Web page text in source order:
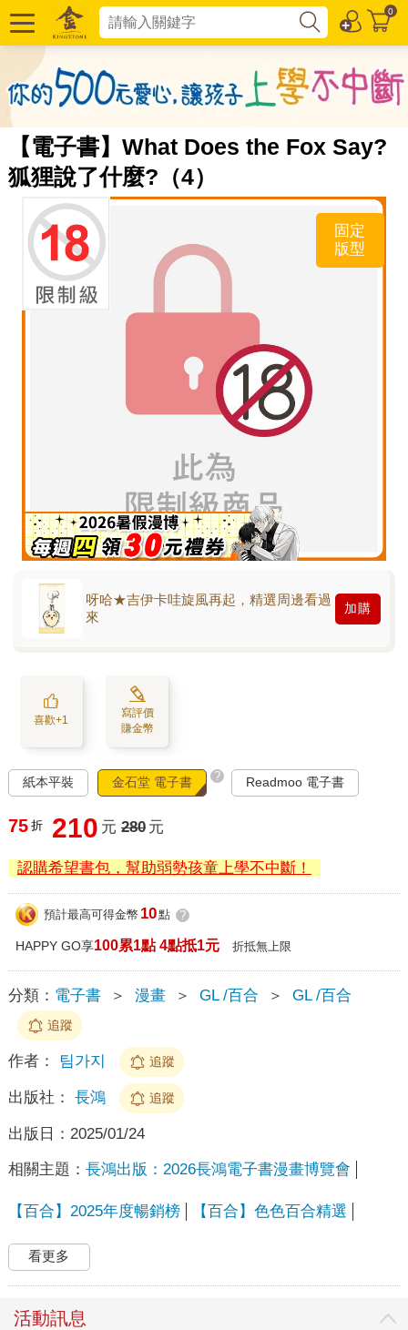
0
【電子書】What Does the Fox Say?
狐狸說了什麼?（4）
固定
版型
呀哈★吉伊卡哇旋風再起，精選周邊看過
來
加購
喜歡+1
寫評價
賺金幣
紙本平裝 金石堂 電子書 ? Readmoo 電子書
75 折 210 元 280 元
認購希望書包，幫助弱勢孩童上學不中斷！
預計最高可得金幣 10點 ?
HAPPY GO享100累1點 4點抵1元 折抵無上限
分類： 電子書 ＞ 漫畫 ＞ GL /百合 ＞ GL /百合
追蹤
作者： 팀가지 追蹤
出版社： 長鴻 追蹤
出版日： 2025/01/24
相關主題： 長鴻出版：2026長鴻電子書漫畫博覽會
【百合】2025年度暢銷榜 【百合】色色百合精選
看更多
活動訊息